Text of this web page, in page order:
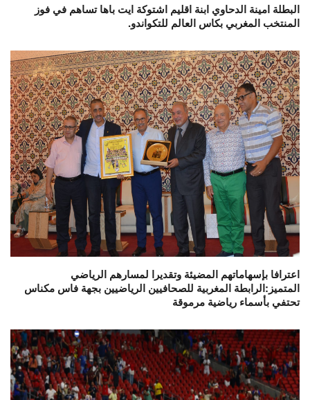
البطلة امينة الدحاوي ابنة اقليم اشتوكة ايت باها تساهم في فوز
المنتخب المغربي بكاس العالم للتكواندو.
اعترافا بإسهاماتهم المضيئة وتقديرا لمسارهم الرياضي
المتميز:الرابطة المغربية للصحافيين الرياضيين بجهة فاس مكناس
تحتفي بأسماء رياضية مرموقة